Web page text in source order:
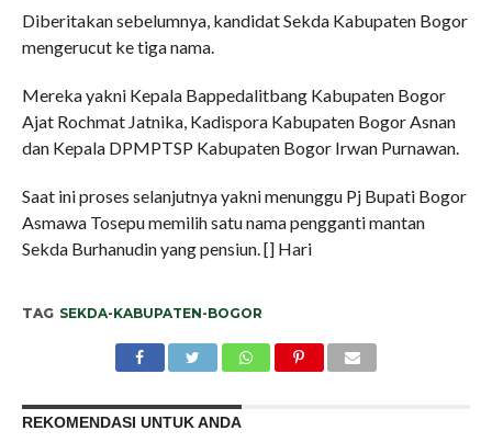
Diberitakan sebelumnya, kandidat Sekda Kabupaten Bogor
mengerucut ke tiga nama.
Mereka yakni Kepala Bappedalitbang Kabupaten Bogor
Ajat Rochmat Jatnika, Kadispora Kabupaten Bogor Asnan
dan Kepala DPMPTSP Kabupaten Bogor Irwan Purnawan.
Saat ini proses selanjutnya yakni menunggu Pj Bupati Bogor
Asmawa Tosepu memilih satu nama pengganti mantan
Sekda Burhanudin yang pensiun. [] Hari
TAG SEKDA-KABUPATEN-BOGOR
REKOMENDASI UNTUK ANDA